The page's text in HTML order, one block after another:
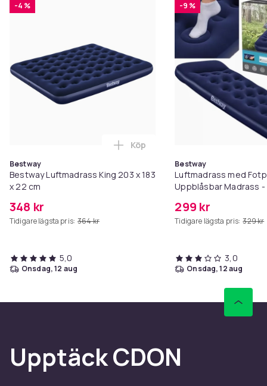
-4 %
Bestway
Bestway Luftmadrass King 203 x 183
x 22 cm
348 kr
Tidigare lägsta pris: 364 kr
Lägg till Bestway Luftmadrass
Köp
5,0
onsdag, 12 aug
-9 %
Bestway
Luftmadrass med
Uppblåsbar Madrass -
299 kr
Tidigare lägsta pris: 329 kr
3,0
onsdag, 12 aug
Upptäck CDON